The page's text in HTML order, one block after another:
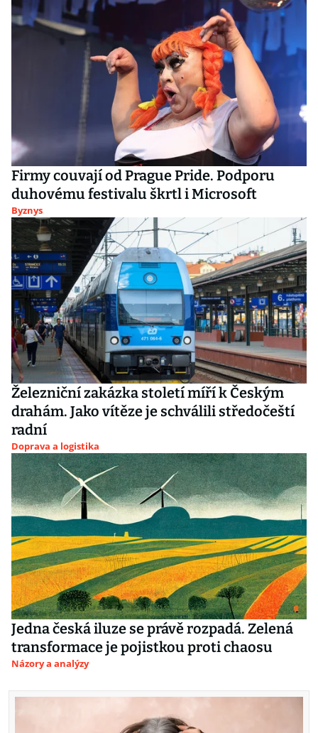
Firmy couvají od Prague Pride. Podporu
duhovému festivalu škrtl i Microsoft
Byznys
Železniční zakázka století míří k Českým
drahám. Jako vítěze je schválili středočeští
radní
Doprava a logistika
Jedna česká iluze se právě rozpadá. Zelená
transformace je pojistkou proti chaosu
Názory a analýzy